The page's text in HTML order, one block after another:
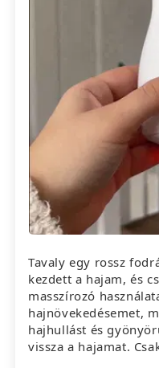
Tavaly egy rossz
kezdett a hajam, és
masszírozó
hajnövekedésemet,
hajhullást és
vissza a hajamat.